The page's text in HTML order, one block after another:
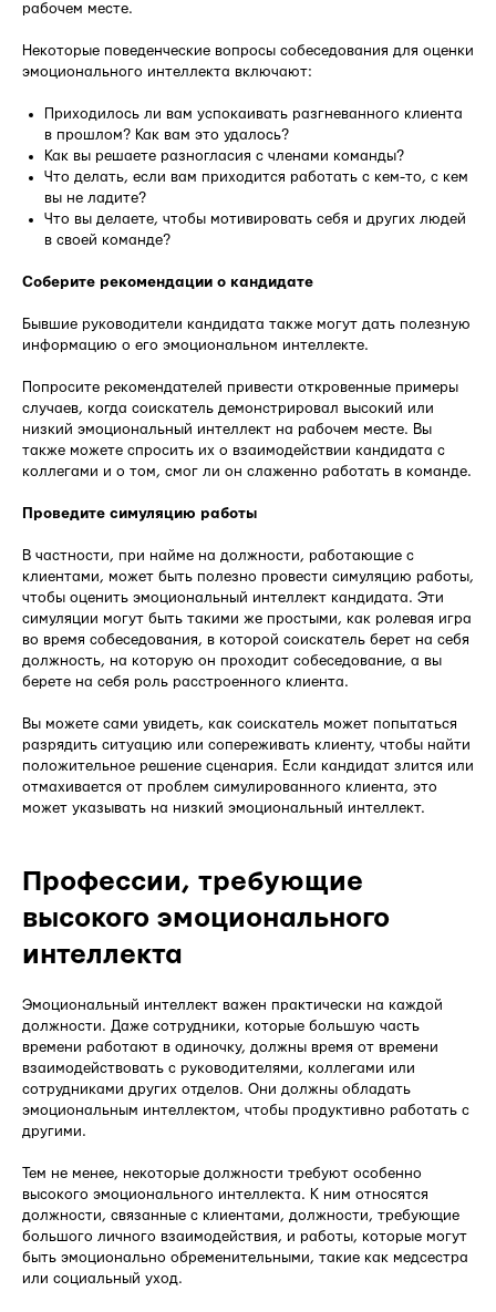
рабочем месте.
Некоторые поведенческие вопросы собеседования для оценки
эмоционального интеллекта включают:
Приходилось ли вам успокаивать разгневанного клиента
в прошлом? Как вам это удалось?
Как вы решаете разногласия с членами команды?
Что делать, если вам приходится работать с кем-то, с кем
вы не ладите?
Что вы делаете, чтобы мотивировать себя и других людей
в своей команде?
Соберите рекомендации о кандидате
Бывшие руководители кандидата также могут дать полезную
информацию о его эмоциональном интеллекте.
Попросите рекомендателей привести откровенные примеры
случаев, когда соискатель демонстрировал высокий или
низкий эмоциональный интеллект на рабочем месте. Вы
также можете спросить их о взаимодействии кандидата с
коллегами и о том, смог ли он слаженно работать в команде.
Проведите симуляцию работы
В частности, при найме на должности, работающие с
клиентами, может быть полезно провести симуляцию работы,
чтобы оценить эмоциональный интеллект кандидата. Эти
симуляции могут быть такими же простыми, как ролевая игра
во время собеседования, в которой соискатель берет на себя
должность, на которую он проходит собеседование, а вы
берете на себя роль расстроенного клиента.
Вы можете сами увидеть, как соискатель может попытаться
разрядить ситуацию или сопереживать клиенту, чтобы найти
положительное решение сценария. Если кандидат злится или
отмахивается от проблем симулированного клиента, это
может указывать на низкий эмоциональный интеллект.
Профессии, требующие
высокого эмоционального
интеллекта
Эмоциональный интеллект важен практически на каждой
должности. Даже сотрудники, которые большую часть
времени работают в одиночку, должны время от времени
взаимодействовать с руководителями, коллегами или
сотрудниками других отделов. Они должны обладать
эмоциональным интеллектом, чтобы продуктивно работать с
другими.
Тем не менее, некоторые должности требуют особенно
высокого эмоционального интеллекта. К ним относятся
должности, связанные с клиентами, должности, требующие
большого личного взаимодействия, и работы, которые могут
быть эмоционально обременительными, такие как медсестра
или социальный уход.